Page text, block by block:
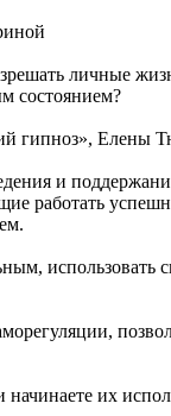
личные
состоянием?
гипноз», Елены
и
работать
их